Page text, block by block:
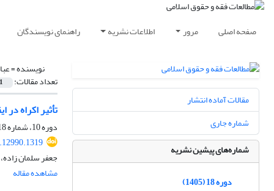
صفحه اصلی مرور اطلاعات نشریه راهنمای نویسندگان
نویسنده =
تعداد مقالات: 1
تأثیر اکراه در
دوره 10، شماره 18، شهریور 1397، صفحه
جعفر سلمان
مشاهده مقاله
مقالات آماده انتشار
شماره جاری
شماره‌های پیشین نشریه
دوره 18 (1405)